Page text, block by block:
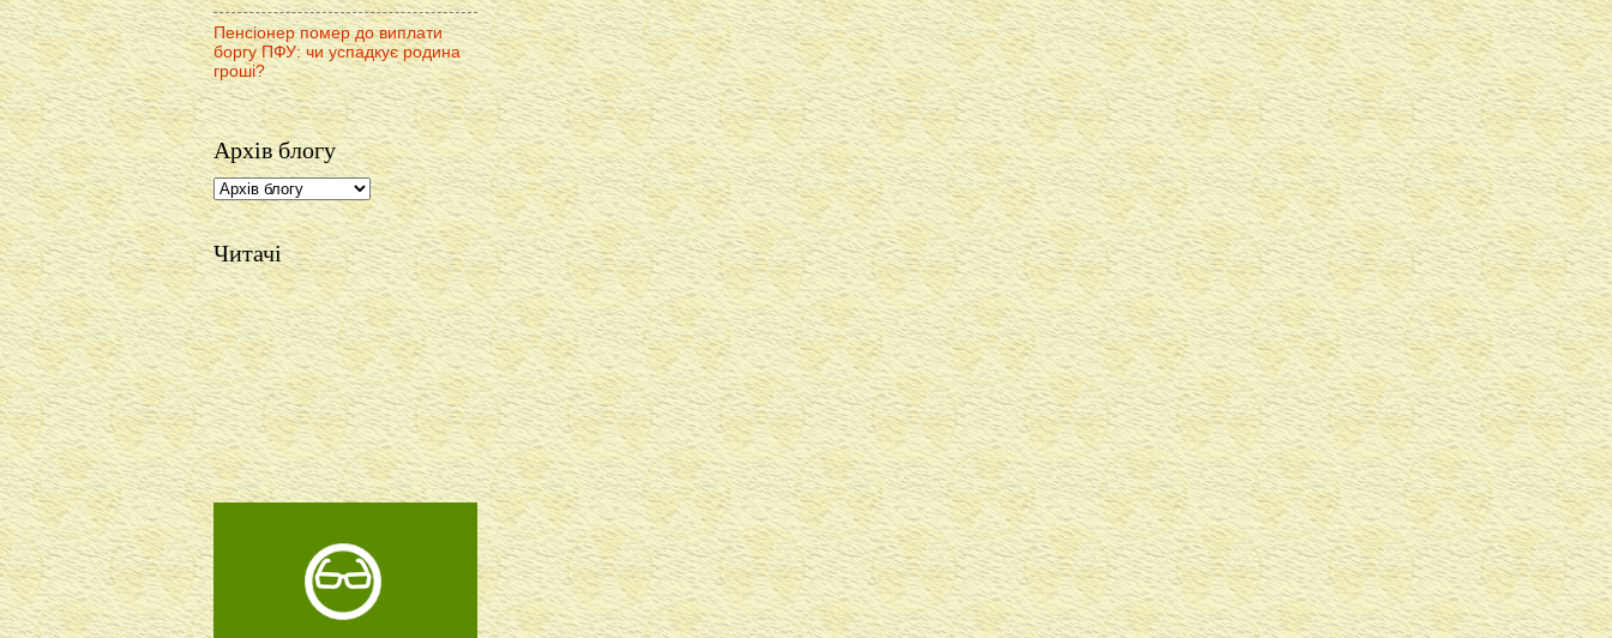
Пенсіонер помер до виплати
боргу ПФУ: чи успадкує родина
гроші?
Архів блогу
Читачі